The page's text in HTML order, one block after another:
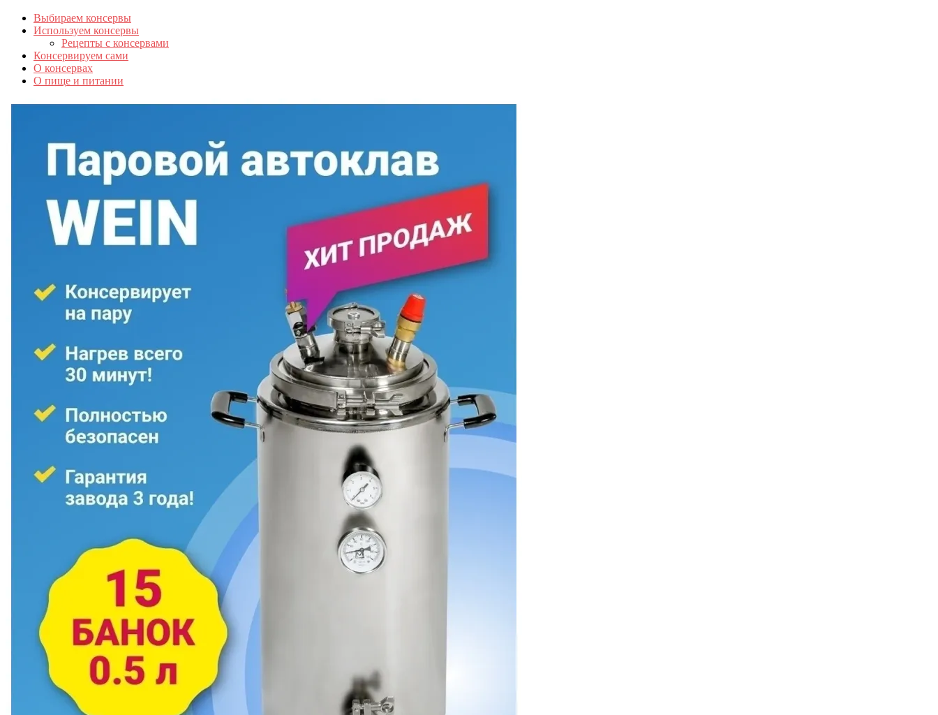
Выбираем консервы
Используем консервы
Рецепты с консервами
Консервируем сами
О консервах
О пище и питании